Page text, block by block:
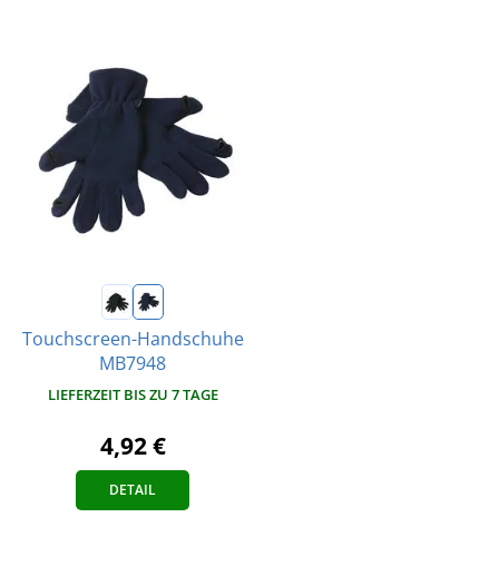
Touchscreen-Handschuhe
MB7948
LIEFERZEIT BIS ZU 7 TAGE
4,92 €
DETAIL